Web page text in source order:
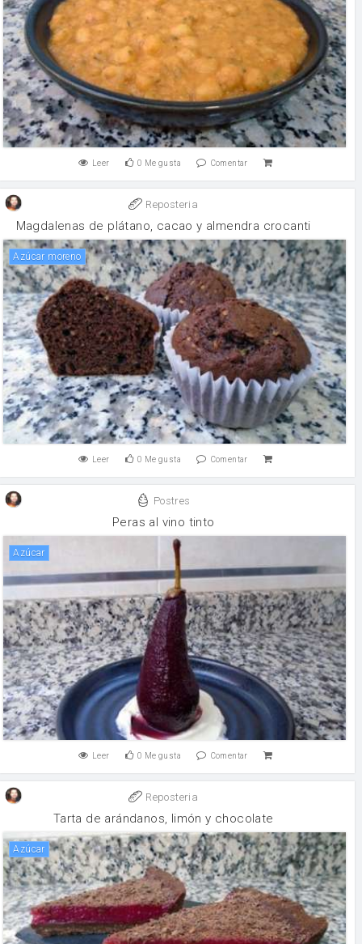
Leer 0 Me gusta Comentar
Reposteria
Magdalenas de plátano, cacao y almendra crocanti
Azúcar moreno
Leer 0 Me gusta Comentar
Postres
Peras al vino tinto
Azúcar
Leer 0 Me gusta Comentar
Reposteria
Tarta de arándanos, limón y chocolate
Azúcar